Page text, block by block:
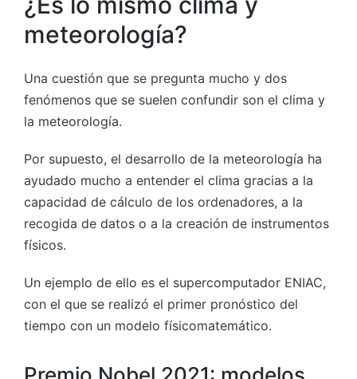
meteorología?
Una cuestión que se pregunta mucho y dos
fenómenos que se suelen confundir son el clima y
la meteorología.
Por supuesto, el desarrollo de la meteorología ha
ayudado mucho a entender el clima gracias a la
capacidad de cálculo de los ordenadores, a la
recogida de datos o a la creación de instrumentos
físicos.
Un ejemplo de ello es el supercomputador ENIAC,
con el que se realizó el primer pronóstico del
tiempo con un modelo físicomatemático.